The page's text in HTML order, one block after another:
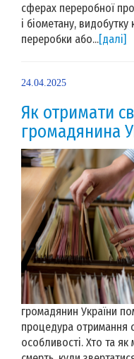
сферах переробної
і біометану,
переробки або...[далі]
24.04.2025
Як отримати
громадянина
громадянин України
процедура отримання
особливості. Хто та